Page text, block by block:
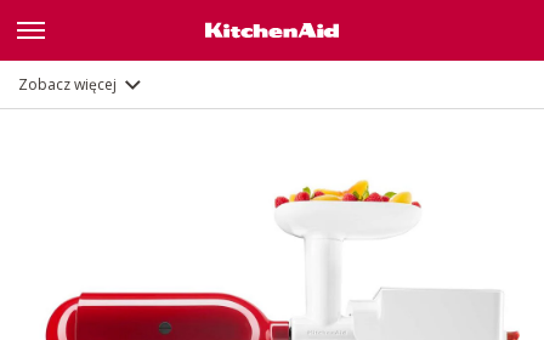
Zobacz więcej